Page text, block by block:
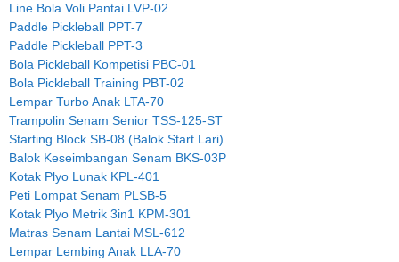
Line Bola Voli Pantai LVP-02
Paddle Pickleball PPT-7
Paddle Pickleball PPT-3
Bola Pickleball Kompetisi PBC-01
Bola Pickleball Training PBT-02
Lempar Turbo Anak LTA-70
Trampolin Senam Senior TSS-125-ST
Starting Block SB-08 (Balok Start Lari)
Balok Keseimbangan Senam BKS-03P
Kotak Plyo Lunak KPL-401
Peti Lompat Senam PLSB-5
Kotak Plyo Metrik 3in1 KPM-301
Matras Senam Lantai MSL-612
Lempar Lembing Anak LLA-70